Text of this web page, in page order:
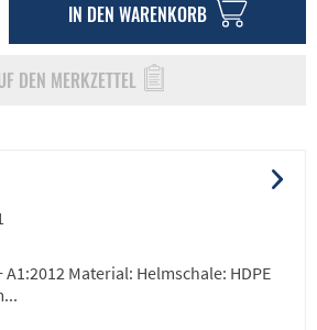
IN DEN WARENKORB
DEN MERKZETTEL
A1:2012 Material: Helmschale: HDPE